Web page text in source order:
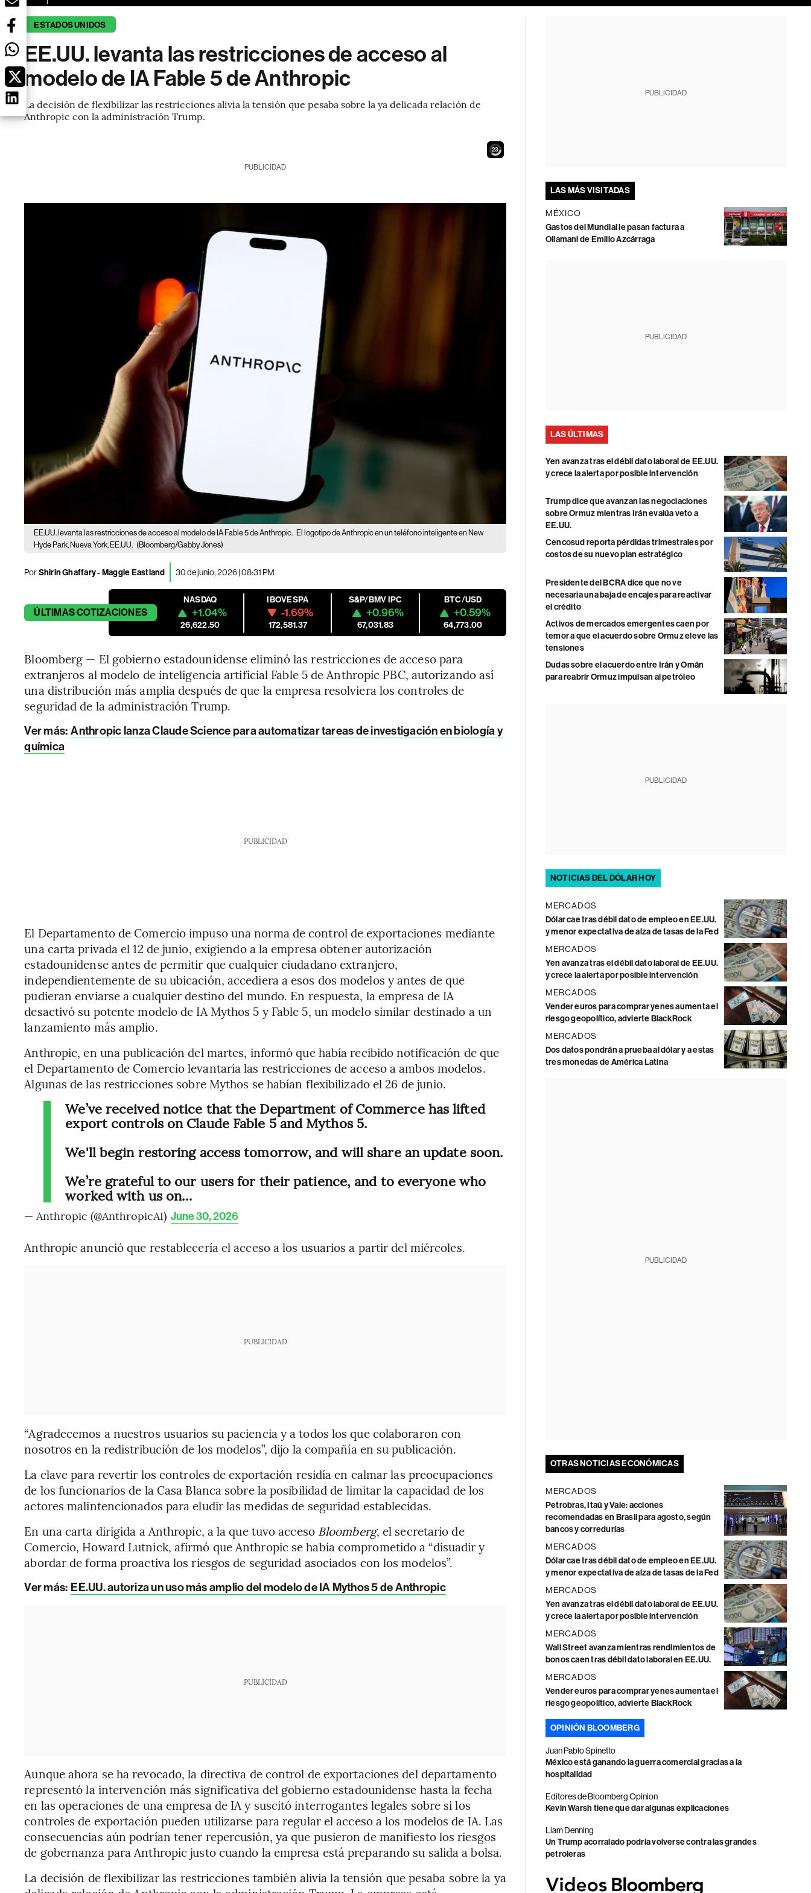
ESTADOS UNIDOS
EE.UU. levanta las restricciones de acceso al
modelo de IA Fable 5 de Anthropic
La decisión de flexibilizar las restricciones alivia la tensión que pesaba sobre la ya delicada relación de
Anthropic con la administración Trump.
22
PUBLICIDAD
EE.UU. levanta las restricciones de acceso al modelo de IA Fable 5 de Anthropic. El logotipo de Anthropic en un teléfono inteligente en New
Hyde Park, Nueva York, EE.UU. (Bloomberg/Gabby Jones)
PorShirin Ghaffary - Maggie Eastland 30 de junio, 2026 | 08:31 PM
ÚLTIMASCOTIZACIONES
NASDAQ
+1.04%
26,622.50
IBOVESPA
-1.69%
172,581.37
S&P/BMV IPC
+0.96%
67,031.83
BTC/USD
+0.59%
64,773.00
Bloomberg — El gobierno estadounidense eliminó las restricciones de acceso para
extranjeros al modelo de inteligencia artificial Fable 5 de Anthropic PBC, autorizando así
una distribución más amplia después de que la empresa resolviera los controles de
seguridad de la administración Trump.
Ver más: Anthropic lanza Claude Science para automatizar tareas de investigación en biología y
química
PUBLICIDAD
El Departamento de Comercio impuso una norma de control de exportaciones mediante
una carta privada el 12 de junio, exigiendo a la empresa obtener autorización
estadounidense antes de permitir que cualquier ciudadano extranjero,
independientemente de su ubicación, accediera a esos dos modelos y antes de que
pudieran enviarse a cualquier destino del mundo. En respuesta, la empresa de IA
desactivó su potente modelo de IA Mythos 5 y Fable 5, un modelo similar destinado a un
lanzamiento más amplio.
Anthropic, en una publicación del martes, informó que había recibido notificación de que
el Departamento de Comercio levantaría las restricciones de acceso a ambos modelos.
Algunas de las restricciones sobre Mythos se habían flexibilizado el 26 de junio.
We’ve received notice that the Department of Commerce has lifted
export controls on Claude Fable 5 and Mythos 5.
We'll begin restoring access tomorrow, and will share an update soon.
We’re grateful to our users for their patience, and to everyone who
worked with us on…
— Anthropic (@AnthropicAI) June 30, 2026
Anthropic anunció que restablecería el acceso a los usuarios a partir del miércoles.
PUBLICIDAD
“Agradecemos a nuestros usuarios su paciencia y a todos los que colaboraron con
nosotros en la redistribución de los modelos”, dijo la compañía en su publicación.
La clave para revertir los controles de exportación residía en calmar las preocupaciones
de los funcionarios de la Casa Blanca sobre la posibilidad de limitar la capacidad de los
actores malintencionados para eludir las medidas de seguridad establecidas.
En una carta dirigida a Anthropic, a la que tuvo acceso Bloomberg, el secretario de
Comercio, Howard Lutnick, afirmó que Anthropic se había comprometido a “disuadir y
abordar de forma proactiva los riesgos de seguridad asociados con los modelos”.
Ver más: EE.UU. autoriza un uso más amplio del modelo de IA Mythos 5 de Anthropic
PUBLICIDAD
Aunque ahora se ha revocado, la directiva de control de exportaciones del departamento
representó la intervención más significativa del gobierno estadounidense hasta la fecha
en las operaciones de una empresa de IA y suscitó interrogantes legales sobre si los
controles de exportación pueden utilizarse para regular el acceso a los modelos de IA. Las
consecuencias aún podrían tener repercusión, ya que pusieron de manifiesto los riesgos
de gobernanza para Anthropic justo cuando la empresa está preparando su salida a bolsa.
La decisión de flexibilizar las restricciones también alivia la tensión que pesaba sobre la ya
PUBLICIDAD
LAS MÁS VISITADAS
MÉXICO
Gastos del Mundial le pasan factura a
Ollamani de Emilio Azcárraga
PUBLICIDAD
LAS ÚLTIMAS
Yen avanza tras el débil dato laboral de EE.UU.
y crece la alerta por posible intervención
Trump dice que avanzan las negociaciones
sobre Ormuz mientras Irán evalúa veto a
EE.UU.
Cencosud reporta pérdidas trimestrales por
costos de su nuevo plan estratégico
Presidente del BCRA dice que no ve
necesaria una baja de encajes para reactivar
el crédito
Activos de mercados emergentes caen por
temor a que el acuerdo sobre Ormuz eleve las
tensiones
Dudas sobre el acuerdo entre Irán y Omán
para reabrir Ormuz impulsan al petróleo
PUBLICIDAD
NOTICIAS DEL DÓLAR HOY
MERCADOS
Dólar cae tras débil dato de empleo en EE.UU.
y menor expectativa de alza de tasas de la Fed
MERCADOS
Yen avanza tras el débil dato laboral de EE.UU.
y crece la alerta por posible intervención
MERCADOS
Vender euros para comprar yenes aumenta el
riesgo geopolítico, advierte BlackRock
MERCADOS
Dos datos pondrán a prueba al dólar y a estas
tres monedas de América Latina
PUBLICIDAD
OTRAS NOTICIAS ECONÓMICAS
MERCADOS
Petrobras, Itaú y Vale: acciones
recomendadas en Brasil para agosto, según
bancos y corredurías
MERCADOS
Dólar cae tras débil dato de empleo en EE.UU.
y menor expectativa de alza de tasas de la Fed
MERCADOS
Yen avanza tras el débil dato laboral de EE.UU.
y crece la alerta por posible intervención
MERCADOS
Wall Street avanza mientras rendimientos de
bonos caen tras débil dato laboral en EE.UU.
MERCADOS
Vender euros para comprar yenes aumenta el
riesgo geopolítico, advierte BlackRock
OPINIÓN BLOOMBERG
Juan Pablo Spinetto
México está ganando la guerra comercial gracias a la
hospitalidad
Editores de Bloomberg Opinion
Kevin Warsh tiene que dar algunas explicaciones
Liam Denning
Un Trump acorralado podría volverse contra las grandes
petroleras